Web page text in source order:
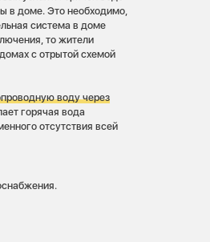
в доме. Это необходимо,
система в доме
то жители
с отрытой схемой
воду через
горячая вода
отсутствия всей